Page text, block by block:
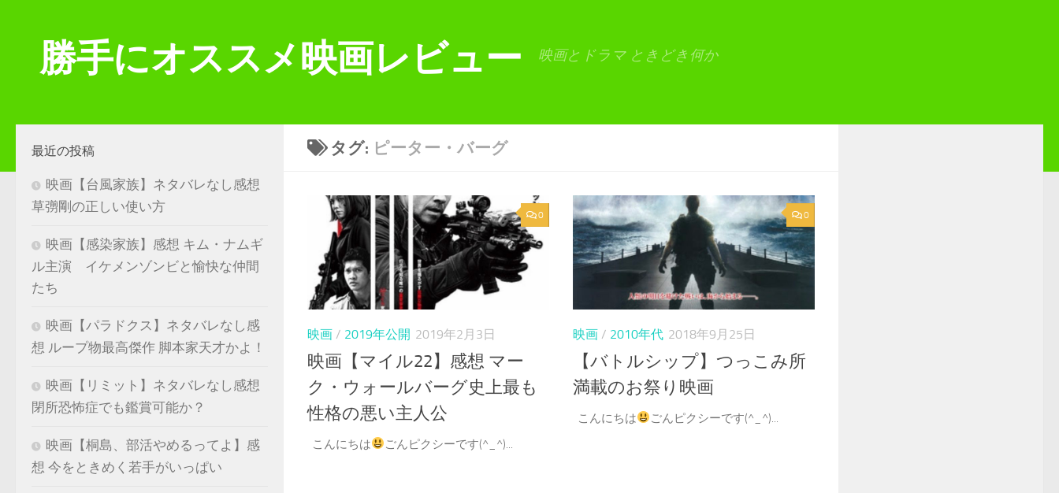
勝手にオススメ映画レビュー 映画とドラマ ときどき何か
タグ: ピーター・バーグ
0
映画 / 2019年公開 2019年2月3日
映画【マイル22】感想 マー
ク・ウォールバーグ史上最も
性格の悪い主人公
こんにちは ごんピクシーです(^_^)...
0
映画 / 2010年代 2018年9月25日
【バトルシップ】つっこみ所
満載のお祭り映画
こんにちは ごんピクシーです(^_^)...
最近の投稿
映画【台風家族】ネタバレなし感想
草彅剛の正しい使い方
映画【感染家族】感想 キム・ナムギ
ル主演 イケメンゾンビと愉快な仲間
たち
映画【パラドクス】ネタバレなし感
想 ループ物最高傑作 脚本家天才かよ！
映画【リミット】ネタバレなし感想
閉所恐怖症でも鑑賞可能か？
映画【桐島、部活やめるってよ】感
想 今をときめく若手がいっぱい